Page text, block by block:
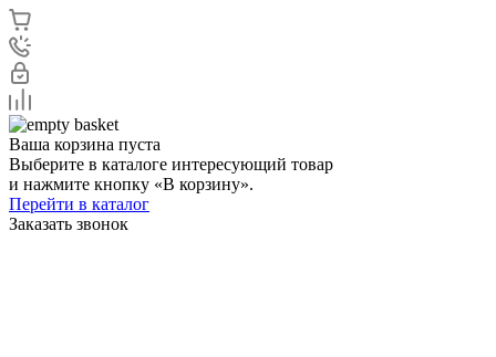
Ваша корзина пуста
Выберите в каталоге интересующий товар
и нажмите кнопку «В корзину».
Перейти в каталог
Заказать звонок